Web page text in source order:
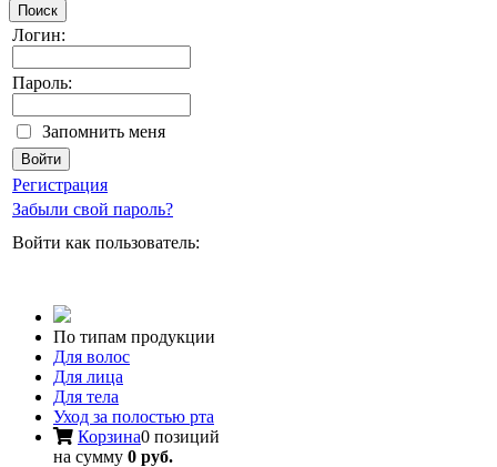
Поиск
Логин:
Пароль:
Запомнить меня
Регистрация
Забыли свой пароль?
Войти как пользователь:
По типам продукции
Для волос
Для лица
Для тела
Уход за полостью рта
Корзина0 позиций
на сумму 0 руб.